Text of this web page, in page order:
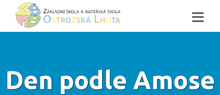
≡
Den podle Amose